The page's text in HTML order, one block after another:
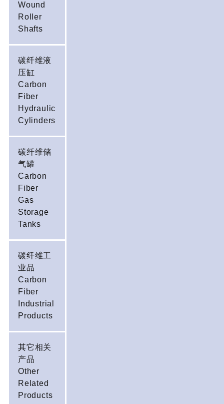
Wound
Roller
Shafts
碳纤维液
压缸
Carbon
Fiber
Hydraulic
Cylinders
碳纤维储
气罐
Carbon
Fiber
Gas
Storage
Tanks
碳纤维工
业品
Carbon
Fiber
Industrial
Products
其它相关
产品
Other
Related
Products